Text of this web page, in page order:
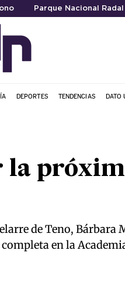
Parque Nacional
DEPORTES TENDENCIAS DATO
la
de Teno, Bárbara
en la